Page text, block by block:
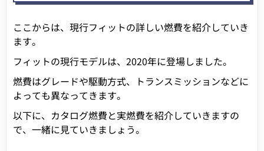
ここからは、現行フィットの詳しい燃費を紹介していき
ます。
フィットの現行モデルは、2020年に登場しました。
燃費はグレードや駆動方式、トランスミッションなどに
よっても異なってきます。
以下に、カタログ燃費と実燃費を紹介していきますの
で、一緒に見ていきましょう。